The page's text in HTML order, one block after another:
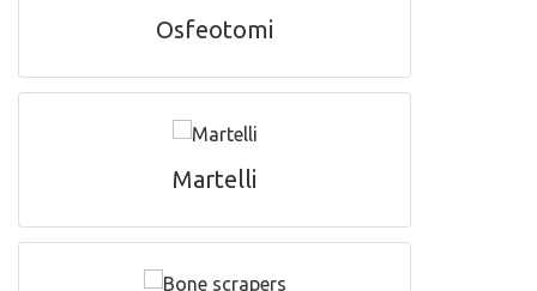
Osfeotomi
Martelli